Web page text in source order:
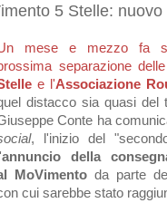
5 Stelle:
mese e mezzo fa
separazione
e l'Associazione
distacco sia quasi del
Conte ha
, l'inizio del
l'annuncio della
MoVimentoda parte
cui sarebbe stato